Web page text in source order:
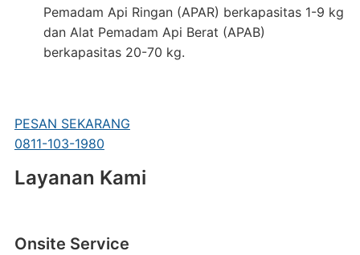
Pemadam Api Ringan (APAR) berkapasitas 1-9 kg
dan Alat Pemadam Api Berat (APAB)
berkapasitas 20-70 kg.
PESAN SEKARANG
0811-103-1980
Layanan Kami
Onsite Service